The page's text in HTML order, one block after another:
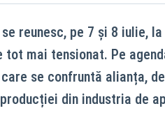
reunesc, pe 7 și 8 iulie,
tot mai tensionat. Pe
se confruntă alianța,
din industria de